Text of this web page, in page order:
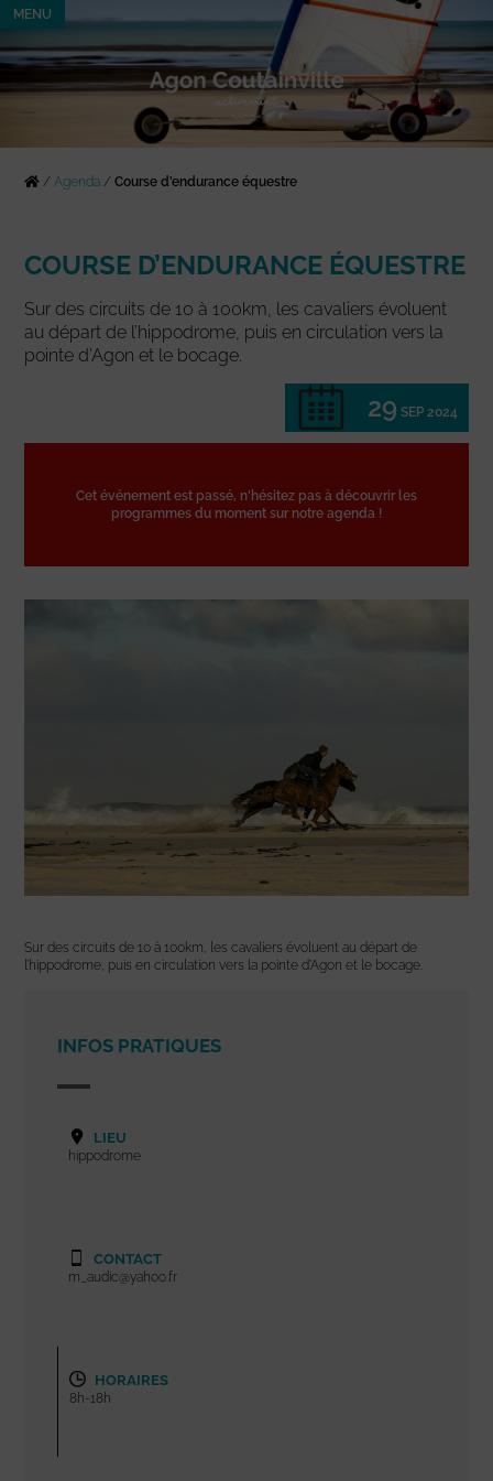
MENU
/Agenda /Course d’endurance équestre
COURSE D’ENDURANCE ÉQUESTRE
Sur des circuits de 10 à 100km, les cavaliers évoluent
au départ de l’hippodrome, puis en circulation vers la
pointe d’Agon et le bocage.
29 SEP 2024
Cet événement est passé, n'hésitez pas à découvrir les
programmes du moment sur notre agenda !
Sur des circuits de 10 à 100km, les cavaliers évoluent au départ de
l’hippodrome, puis en circulation vers la pointe d’Agon et le bocage.
INFOS PRATIQUES
LIEU
hippodrome
CONTACT
m_audic@yahoo.fr
HORAIRES
8h-18h